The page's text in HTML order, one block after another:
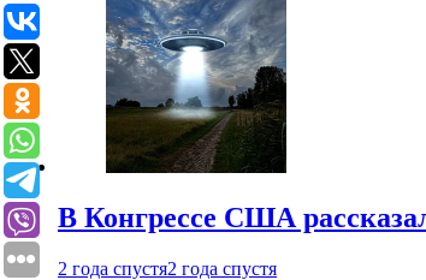
В Конгрессе США
2 года спустя2 года спустя